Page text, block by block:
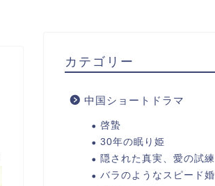
カテゴリー
中国ショートドラマ
啓蟄
30年の眠り姫
隠された真実、愛の試練
バラのようなスピード婚